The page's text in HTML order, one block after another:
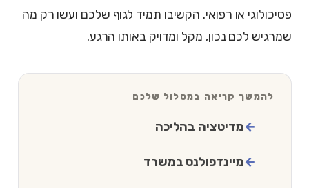
פסיכולוגי או רפואי. הקשיבו תמיד לגוף שלכם ועשו רק מה
שמרגיש לכם נכון, מקל ומדויק באותו הרגע.
להמשך קריאה במסלול שלכם
מדיטציה בהליכה
מיינדפולנס במשרד